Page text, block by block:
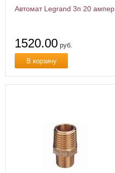
Автомат Legrand 3п 20 ампер
1520.00 руб.
В корзину